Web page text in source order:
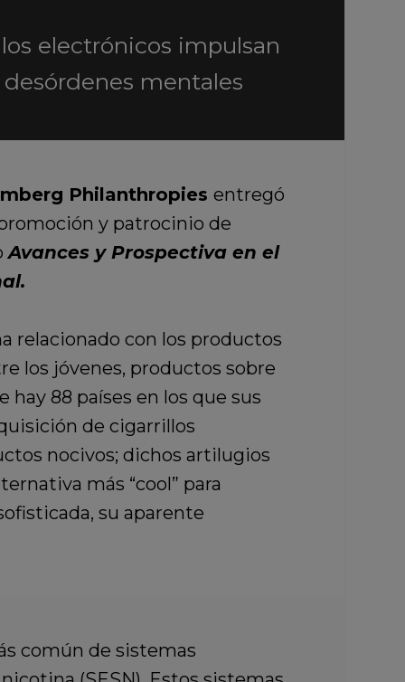
electrónicos impulsan
mentales
Philanthropies entregó
y patrocinio de
Avances y Prospectiva en el
relacionado con los productos
los jóvenes, productos sobre
88 países en los que sus
de cigarrillos
nocivos; dichos artilugios
más “cool” para
su aparente
común de sistemas